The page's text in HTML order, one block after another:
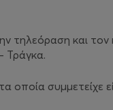
τηλεόραση και τον
Τράγκα.
οποία συμμετείχε